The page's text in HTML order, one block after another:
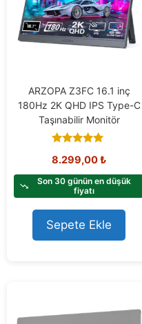
ARZOPA Z3FC 16.1 inç
180Hz 2K QHD IPS Type-C
Taşınabilir Monitör
out of 5
8.299,00₺
Son 30 günün en düşük
fiyatı
Sepete Ekle